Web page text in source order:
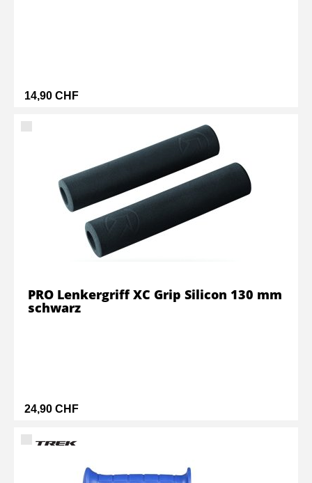
14,90 CHF
24,90 CHF
PRO Lenkergriff XC Grip Silicon 130 mm
schwarz